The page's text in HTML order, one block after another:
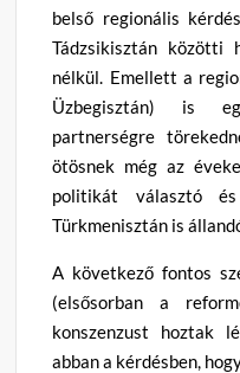
belső regionális
Tádzsikisztán közötti
nélkül. Emellett a
Üzbegisztán) is
partnerségre
ötösnek még az
politikát választó és
Türkmenisztán is
A következő fontos
(elsősorban a
konszenzust hoztak
abban a kérdésben,